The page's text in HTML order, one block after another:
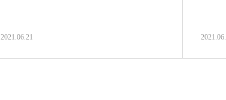
2021.06.21